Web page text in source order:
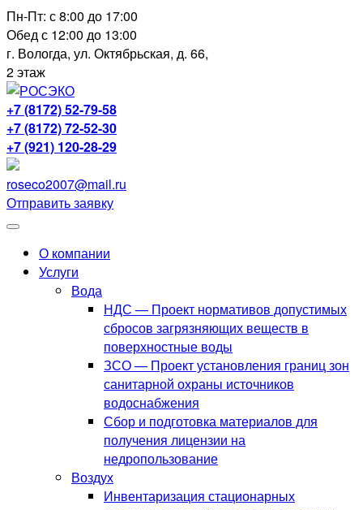
Перейти
к
содержимому
Пн-Пт: с 8:00 до 17:00
Обед с 12:00 до 13:00
г. Вологда, ул. Октябрьская, д. 66,
2 этаж
+7 (8172) 52-79-58
+7 (8172) 72-52-30
+7 (921) 120-28-29
roseco2007@mail.ru
Отправить заявку
О компании
Услуги
Вода
НДС — Проект нормативов допустимых
сбросов загрязняющих веществ в
поверхностные воды
ЗСО — Проект установления границ зон
санитарной охраны источников
водоснабжения
Сбор и подготовка материалов для
получения лицензии на
недропользование
Воздух
Инвентаризация стационарных